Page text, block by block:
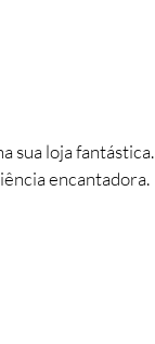
sua loja fantástica.
encantadora.